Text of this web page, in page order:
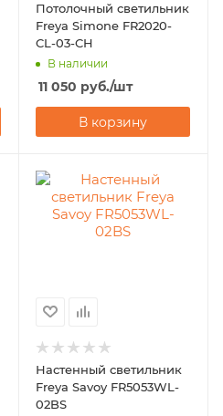
Потолочный светильник
Freya Simone FR2020-
CL-03-CH
В наличии
11 050 руб./шт
В корзину
Настенный светильник
Freya Savoy FR5053WL-
02BS